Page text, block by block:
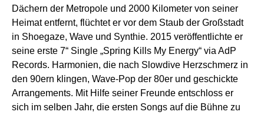
Dächern der Metropole und 2000 Kilometer von seiner
Heimat entfernt, flüchtet er vor dem Staub der Großstadt
in Shoegaze, Wave und Synthie. 2015 veröffentlichte er
seine erste 7“ Single „Spring Kills My Energy“ via AdP
Records. Harmonien, die nach Slowdive Herzschmerz in
den 90ern klingen, Wave-Pop der 80er und geschickte
Arrangements. Mit Hilfe seiner Freunde entschloss er
sich im selben Jahr, die ersten Songs auf die Bühne zu